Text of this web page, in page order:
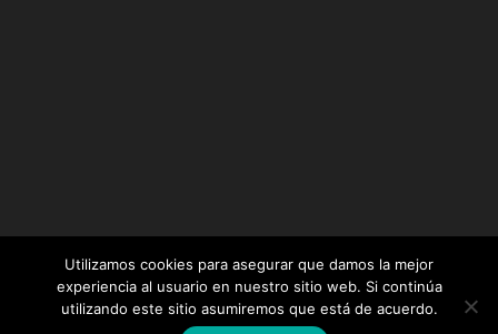
Diseñado por Elegant Themes| Desarrollado por
Utilizamos cookies para asegurar que damos la mejor
experiencia al usuario en nuestro sitio web. Si continúa
utilizando este sitio asumiremos que está de acuerdo.